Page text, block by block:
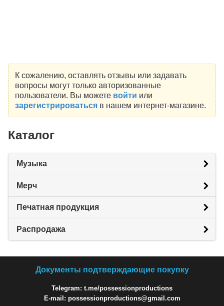
К сожалению, оставлять отзывы или задавать
вопросы могут только авторизованные
пользователи. Вы можете войти или
зарегистрироватьсяв нашем интернет-магазине.
Каталог
Музыка
Мерч
Печатная продукция
Распродажа
Документы подтверждающие покупку
Telegram: t.me/possessionproductions
E-mail: possessionproductions@gmail.com